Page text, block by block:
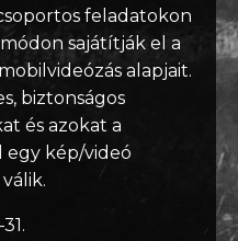
feladatokon
sajátítják el a
alapjait.
biztonságos
és azokat a
kép/videó